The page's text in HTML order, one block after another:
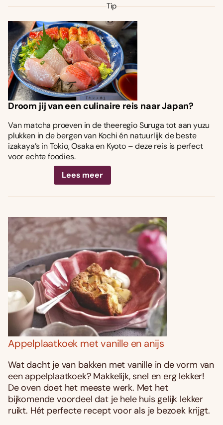
Tip
Droom jij van een culinaire reis naar Japan?
Van matcha proeven in de theeregio Suruga tot aan yuzu
plukken in de bergen van Kochi én natuurlijk de beste
izakaya’s in Tokio, Osaka en Kyoto – deze reis is perfect
voor echte foodies.
Lees meer
Appelplaatkoek met vanille en anijs
Wat dacht je van bakken met vanille in de vorm van
een appelplaatkoek? Makkelijk, snel en erg lekker!
De oven doet het meeste werk. Met het
bijkomende voordeel dat je hele huis gelijk lekker
ruikt. Hét perfecte recept voor als je bezoek krijgt.